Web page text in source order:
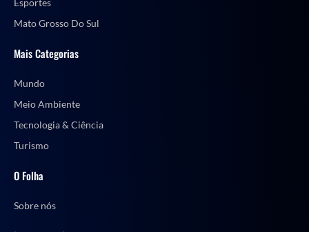
Mato Grosso Do Sul
Mais Categorias
Mundo
Meio Ambiente
Tecnologia & Ciência
Turismo
O Folha
Sobre nós